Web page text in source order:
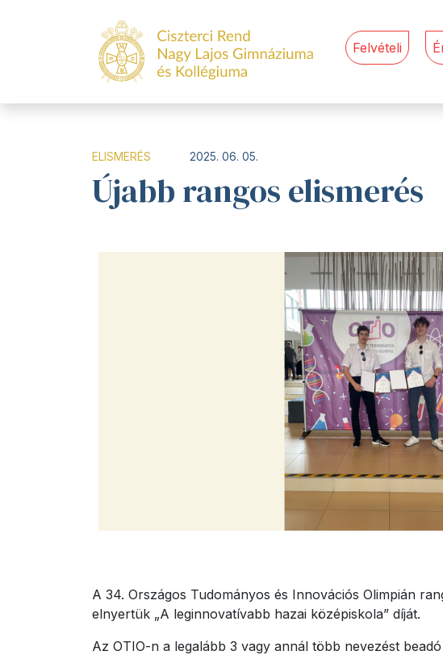
Felvételi
ELISMERÉS 2025. 06. 05.
Újabb rangos elismerés
A 34. Országos Tudományos és Innovációs Olimpián
elnyertük „A leginnovatívabb hazai középiskola” díját.
Az OTIO-n a legalább 3 vagy annál több nevezést